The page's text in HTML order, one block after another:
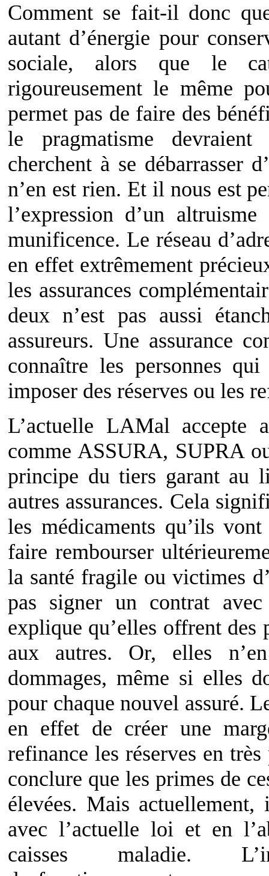
Comment se fait-il donc
autant d’énergie pour
sociale, alors que le
rigoureusement le même
permet pas de faire des
le pragmatisme
cherchent à se débarrasser
n’en est rien. Et il nous est
l’expression d’un
munificence. Le réseau
en effet extrêmement
les assurances
deux n’est pas aussi
assureurs. Une assurance
connaître les personnes
imposer des réserves ou les
L’actuelle LAMal accepte
comme ASSURA, SUPRA
principe du tiers garant au
autres assurances. Cela
les médicaments qu’ils
faire rembourser
la santé fragile ou victimes
pas signer un contrat
explique qu’elles offrent des
aux autres. Or, elles
dommages, même si elles
pour chaque nouvel assuré.
en effet de créer une
refinance les réserves en
conclure que les primes de
élevées. Mais actuellement,
avec l’actuelle loi et en
caisses maladie.